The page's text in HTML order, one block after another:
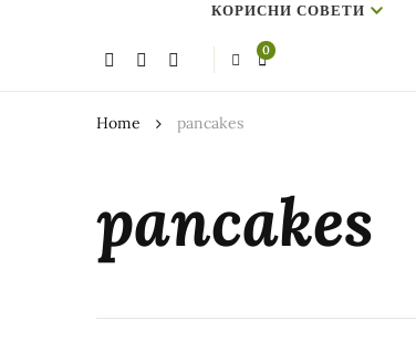
КОРИСНИ СОВЕТИ
0
Home pancakes
pancakes